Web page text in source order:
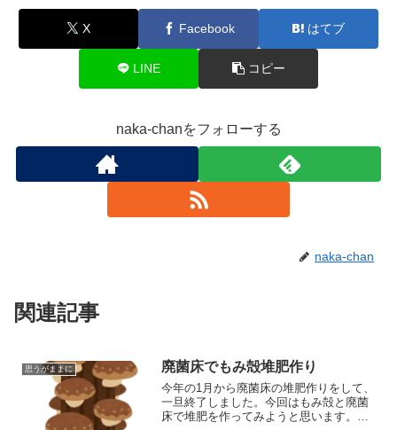
X Facebook はてブ
LINE コピー
naka-chanをフォローする
naka-chan
関連記事
思うがままに 廃菌床でもみ殻堆肥作り
今年の1月から廃菌床の堆肥作りをして、
一旦終了しました。今回はもみ殻と廃菌
床で堆肥を作ってみようと思います。今